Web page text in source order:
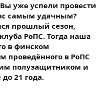
уже успели провести
самым удачным?
прошлый сезон,
РоПС. Тогда наша
в финском
проведённого в РоПС
полузащитником и
21 года.